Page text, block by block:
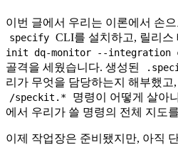
이번 글에서 우리는 이론에서 손
specify CLI를 설치하고, 릴리스
init dq-monitor --integration
골격을 세웠습니다. 생성된
리가 무엇을 담당하는지 해부했고,
/speckit.*
명령이 어떻게 살아
에서 우리가 쓸 명령의 전체 지도
이제 작업장은 준비됐지만, 아직